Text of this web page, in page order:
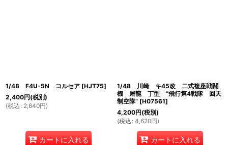
1/48 F4U-5N コルセア [HJT75]
2,400円(税別)
(税込 : 2,640円)
カートに入れる
1/48 川崎 キ45改 二式複座戦闘
機 屠龍 丁型 ”飛行第4戦隊 回天
制空隊” [H07561]
4,200円(税別)
(税込 : 4,620円)
カートに入れる